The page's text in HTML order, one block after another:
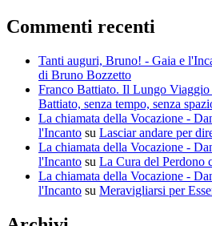
Commenti recenti
Tanti auguri, Bruno! - Gaia e
di Bruno Bozzetto
Franco Battiato. Il Lungo
Battiato, senza tempo, senza
La chiamata della Vocazione -
l'Incanto su Lasciar andare per
La chiamata della Vocazione -
l'Incanto su La Cura del Perdono
La chiamata della Vocazione -
l'Incanto su Meravigliarsi per